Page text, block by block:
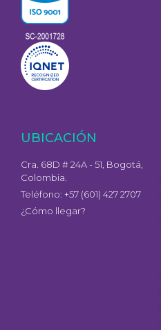
UBICACIÓN
Cra. 68D # 24A - 51, Bogotá,
Colombia.
Teléfono: +57 (601) 427 2707
¿Cómo llegar?